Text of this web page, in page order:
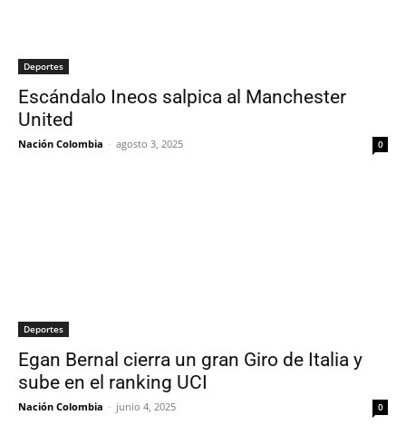
Deportes
Escándalo Ineos salpica al Manchester
United
Nación Colombia - agosto 3, 2025 0
Deportes
Egan Bernal cierra un gran Giro de Italia y
sube en el ranking UCI
Nación Colombia - junio 4, 2025 0